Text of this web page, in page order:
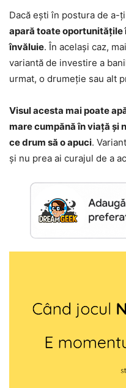
Dacă ești în postura de a-
apară toate oportunitățile
învăluie. În același caz,
variantă de investire a
urmat, o drumeție sau alt
Visul acesta mai poate
mare cumpănă în viață și
ce drum să o apuci.
și nu prea ai curajul de a